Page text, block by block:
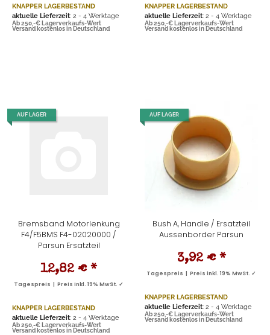
KNAPPER LAGERBESTAND
aktuelle Lieferzeit: 2 - 4 Werktage
Ab 250,-€ Lagerverkaufs-Wert
Versand kostenlos in Deutschland
KNAPPER LAGERBESTAND
aktuelle Lieferzeit: 2 - 4 Werktage
Ab 250,-€ Lagerverkaufs-Wert
Versand kostenlos in Deutschland
AUF LAGER
Bremsband Motorlenkung
F4/F5BMS F4-02020000 /
Parsun Ersatzteil
12,82 € *
Tagespreis | Preis inkl. 19% MwSt. ✓
KNAPPER LAGERBESTAND
aktuelle Lieferzeit: 2 - 4 Werktage
Ab 250,-€ Lagerverkaufs-Wert
Versand kostenlos in Deutschland
AUF LAGER
Bush A, Handle / Ersatzteil
Aussenborder Parsun
3,92 € *
Tagespreis | Preis inkl. 19% MwSt. ✓
KNAPPER LAGERBESTAND
aktuelle Lieferzeit: 2 - 4 Werktage
Ab 250,-€ Lagerverkaufs-Wert
Versand kostenlos in Deutschland